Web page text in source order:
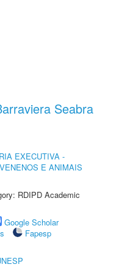
Seabra
EXECUTIVA -
E ANIMAIS
RDIPD Academic
Google Scholar
Fapesp